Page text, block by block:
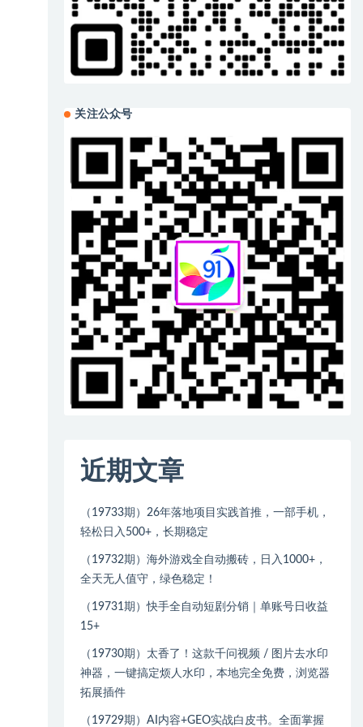
关注公众号
近期文章
（19733期）26年落地项目实践首推，一部手机，
轻松日入500+，长期稳定
（19732期）海外游戏全自动搬砖，日入1000+，
全天无人值守，绿色稳定！
（19731期）快手全自动短剧分销｜单账号日收益
15+
（19730期）太香了！这款千问视频 / 图片去水印
神器，一键搞定烦人水印，本地完全免费，浏览器
拓展插件
（19729期）AI内容+GEO实战白皮书。全面掌握